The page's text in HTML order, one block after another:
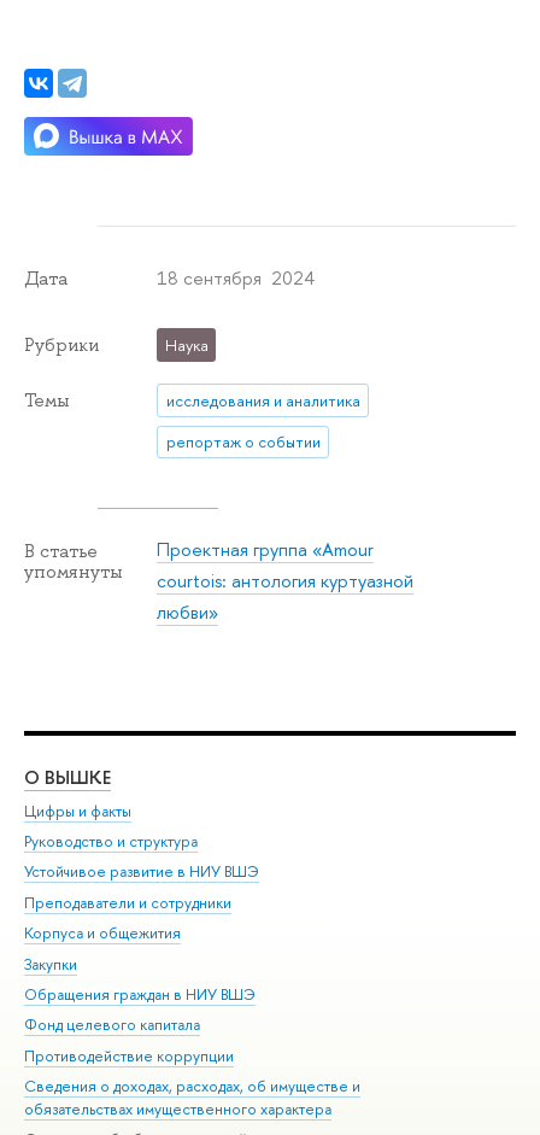
Дата 18 сентября 2024
Рубрики Наука
Темы
исследования и аналитика
репортаж о событии
В статье
упомянуты
Проектная группа «Amour
courtois: антология куртуазной
любви»
О ВЫШКЕ
Цифры и факты
Руководство и структура
Устойчивое развитие в НИУ ВШЭ
Преподаватели и сотрудники
Корпуса и общежития
Закупки
Обращения граждан в НИУ ВШЭ
Фонд целевого капитала
Противодействие коррупции
Сведения о доходах, расходах, об имуществе и
обязательствах имущественного характера